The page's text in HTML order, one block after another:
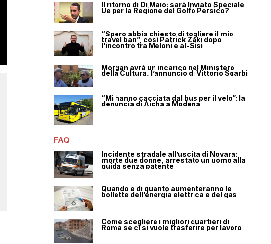
Il ritorno di Di Maio: sarà Inviato Speciale
Ue per la Regione del Golfo Persico?
“Spero abbia chiesto di togliere il mio
travel ban”, così Patrick Zaki dopo
l’incontro tra Meloni e al-Sisi
Morgan avrà un incarico nel Ministero
della Cultura, l’annuncio di Vittorio Sgarbi
“Mi hanno cacciata dal bus per il velo”: la
denuncia di Aicha a Modena
FAQ
Incidente stradale all’uscita di Novara:
morte due donne, arrestato un uomo alla
guida senza patente
Quando e di quanto aumenteranno le
bollette dell’energia elettrica e del gas
Come scegliere i migliori quartieri di
Roma se ci si vuole trasferire per lavoro